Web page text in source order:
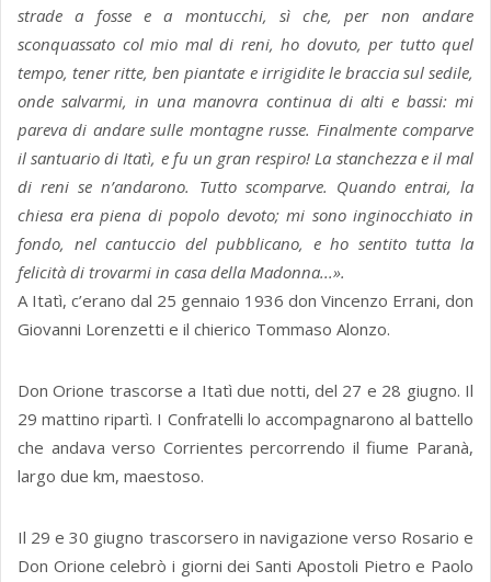
strade a fosse e a montucchi, sì che, per non andare
sconquassato col mio mal di reni, ho dovuto, per tutto quel
tempo, tener ritte, ben piantate e irrigidite le braccia sul sedile,
onde salvarmi, in una manovra continua di alti e bassi: mi
pareva di andare sulle montagne russe. Finalmente comparve
il santuario di Itatì, e fu un gran respiro! La stanchezza e il mal
di reni se n’andarono. Tutto scomparve. Quando entrai, la
chiesa era piena di popolo devoto; mi sono inginocchiato in
fondo, nel cantuccio del pubblicano, e ho sentito tutta la
felicità di trovarmi in casa della Madonna...».
A Itatì, c’erano dal 25 gennaio 1936 don Vincenzo Errani, don
Giovanni Lorenzetti e il chierico Tommaso Alonzo.
Don Orione trascorse a Itatì due notti, del 27 e 28 giugno. Il
29 mattino ripartì. I Confratelli lo accompagnarono al battello
che andava verso Corrientes percorrendo il fiume Paranà,
largo due km, maestoso.
Il 29 e 30 giugno trascorsero in navigazione verso Rosario e
Don Orione celebrò i giorni dei Santi Apostoli Pietro e Paolo